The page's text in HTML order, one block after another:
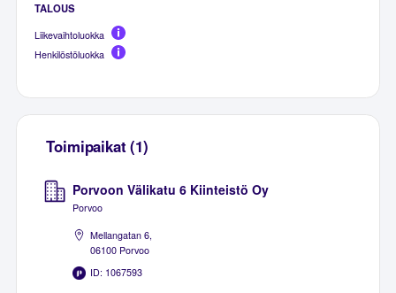
TALOUS
Liikevaihtoluokka
Henkilöstöluokka
Toimipaikat (1)
Porvoon Välikatu 6 Kiinteistö Oy
Porvoo
Mellangatan 6,
06100 Porvoo
ID: 1067593